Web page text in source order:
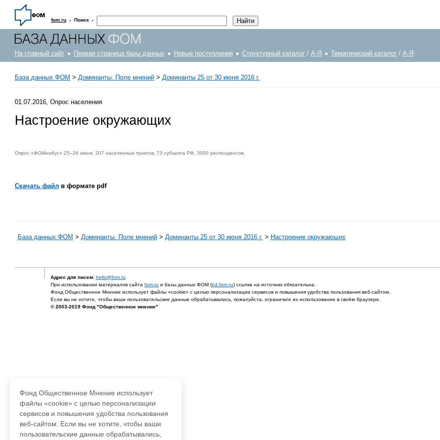
fom.ru · Поиск ·
На главный сайт Первая страница базы данных Новые поступления Структурный каталог / А-Я Тематический каталог / А-Я
База данных ФОМ > Доминанты. Поле мнений > Доминанты 25 от 30 июня 2016 г.
01.07.2016, Опрос населения
Настроение окружающих
Опрос «ФОМнибус» 25–26 июня. 207 населенных пунктов, 73 субъекта РФ, 3000 респондентов.
Скачать файл в формате pdf
База данных ФОМ > Доминанты. Поле мнений > Доминанты 25 от 30 июня 2016 г. > Настроение окружающих
Адрес для писем: hello@fom.ru
При использовании материалов сайта fom.ru и базы данных ФОМ (bd.fom.ru) ссылка на источник обязательна.
Фонд Общественное Мнение использует файлы «cookie» с целью персонализации сервисов и повышения удобства пользования веб-сайтом.
Если вы не хотите, чтобы ваши пользовательские данные обрабатывались, пожалуйста, ограничьте их использование в своём браузере.
© 2003-2019 Фонд "Общественное мнение"
Фонд Общественное Мнение использует
файлы «cookie» с целью персонализации
сервисов и повышения удобства пользования
веб-сайтом. Если вы не хотите, чтобы ваши
пользовательские данные обрабатывались,